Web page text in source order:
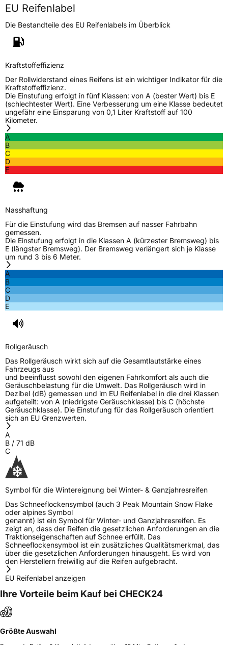
EU Reifenlabel
Die Bestandteile des EU Reifenlabels im Überblick
Kraftstoffeffizienz
Der Rollwiderstand eines Reifens ist ein wichtiger Indikator für die
Kraftstoffeffizienz.
Die Einstufung erfolgt in fünf Klassen: von A (bester Wert) bis E
(schlechtester Wert). Eine Verbesserung um eine Klasse bedeutet
ungefähr eine Einsparung von 0,1 Liter Kraftstoff auf 100
Kilometer.
A
B
C
D
E
Nasshaftung
Für die Einstufung wird das Bremsen auf nasser Fahrbahn
gemessen.
Die Einstufung erfolgt in die Klassen A (kürzester Bremsweg) bis
E (längster Bremsweg). Der Bremsweg verlängert sich je Klasse
um rund 3 bis 6 Meter.
A
B
C
D
E
Rollgeräusch
Das Rollgeräusch wirkt sich auf die Gesamtlautstärke eines
Fahrzeugs aus
und beeinflusst sowohl den eigenen Fahrkomfort als auch die
Geräuschbelastung für die Umwelt. Das Rollgeräusch wird in
Dezibel (dB) gemessen und im EU Reifenlabel in die drei Klassen
aufgeteilt: von A (niedrigste Geräuschklasse) bis C (höchste
Geräuschklasse). Die Einstufung für das Rollgeräusch orientiert
sich an EU Grenzwerten.
A
B / 71 dB
C
Symbol für die Wintereignung bei Winter- & Ganzjahresreifen
Das Schneeflockensymbol (auch 3 Peak Mountain Snow Flake
oder alpines Symbol
genannt) ist ein Symbol für Winter- und Ganzjahresreifen. Es
zeigt an, dass der Reifen die gesetzlichen Anforderungen an die
Traktionseigenschaften auf Schnee erfüllt. Das
Schneeflockensymbol ist ein zusätzliches Qualitätsmerkmal, das
über die gesetzlichen Anforderungen hinausgeht. Es wird von
den Herstellern freiwillig auf die Reifen aufgebracht.
EU Reifenlabel anzeigen
Ihre Vorteile beim Kauf bei CHECK24
Größte Auswahl